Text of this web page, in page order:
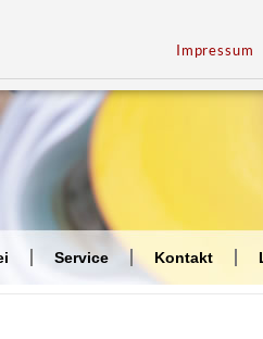
Impressum
Service Kontakt